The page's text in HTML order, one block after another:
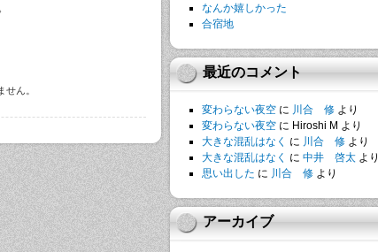
せん。
なんか嬉しかった
合宿地
最近のコメント
変わらない夜空に 川合 修より
変わらない夜空に Hiroshi M より
大きな混乱はなく に 川合 修より
大きな混乱はなく に 中井 啓太より
思い出した に 川合 修より
アーカイブ